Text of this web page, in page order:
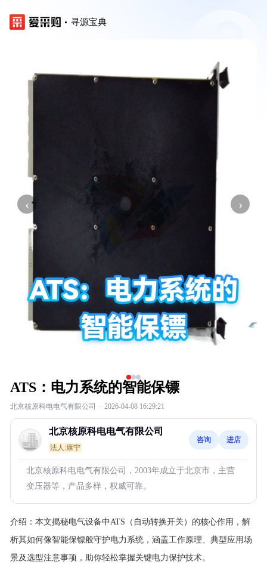
寻源宝典
‹ ›
ATS：电力系统的智能保镖
北京核原科电电气有限公司 · 2026-04-08 16:29:21
北京核原科电电气有限公司
法人:康宁
咨询 进店
北京核原科电电气有限公司，2003年成立于北京市，主营
变压器等，产品多样，权威可靠。
介绍： 本文揭秘电气设备中ATS（自动转换开关）的核心作用，解
析其如何像智能保镖般守护电力系统，涵盖工作原理、典型应用场
景及选型注意事项，助你轻松掌握关键电力保护技术。